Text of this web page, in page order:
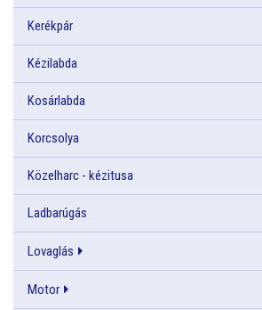
Kerékpár
Kézilabda
Kosárlabda
Korcsolya
Közelharc - kézitusa
Ladbarúgás
Lovaglás
Motor